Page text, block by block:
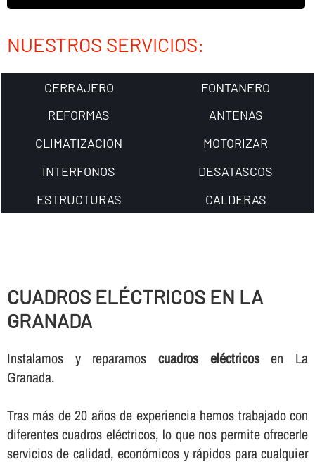
NUESTROS SERVICIOS:
CERRAJERO
FONTANERO
REFORMAS
ANTENAS
CLIMATIZACION
MOTORIZAR
INTERFONOS
DESATASCOS
ESTRUCTURAS
CALDERAS
CUADROS ELÉCTRICOS EN LA
GRANADA
Instalamos y reparamos cuadros eléctricosen La
Granada.
Tras más de 20 años de experiencia hemos trabajado con
diferentes cuadros eléctricos, lo que nos permite ofrecerle
servicios de calidad, económicos y rápidos para cualquier